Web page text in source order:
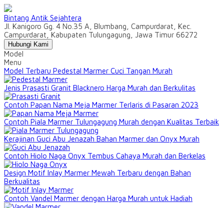
Bintang Antik Sejahtera
Jl. Kanigoro Gg. 4 No.35 A, Blumbang, Campurdarat, Kec.
Campurdarat, Kabupaten Tulungagung, Jawa Timur 66272
Hubungi Kami
Model
Menu
Model Terbaru Pedestal Marmer Cuci Tangan Murah
Jenis Prasasti Granit Blacknero Harga Murah dan Berkulitas
Contoh Papan Nama Meja Marmer Terlaris di Pasaran 2023
Contoh Piala Marmer Tulungagung Murah dengan Kualitas Terbaik
Kerajinan Guci Abu Jenazah Bahan Marmer dan Onyx Murah
Contoh Hiolo Naga Onyx Tembus Cahaya Murah dan Berkelas
Design Motif Inlay Marmer Mewah Terbaru dengan Bahan
Berkualitas
Contoh Vandel Marmer dengan Harga Murah untuk Hadiah